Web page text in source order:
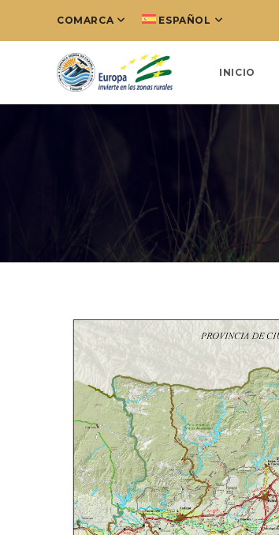
COMARCA ESPAÑOL
INICIO